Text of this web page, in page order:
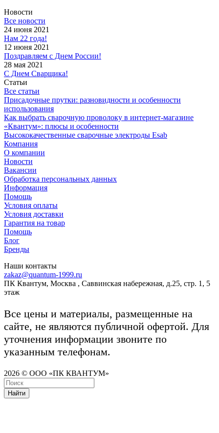
Новости
Все новости
24 июня 2021
Нам 22 года!
12 июня 2021
Поздравляем с Днем России!
28 мая 2021
С Днем Сварщика!
Статьи
Все статьи
Присадочные прутки: разновидности и особенности
использования
Как выбрать сварочную проволоку в интернет-магазине
«Квантум»: плюсы и особенности
Высококачественные сварочные электроды Esab
Компания
О компании
Новости
Вакансии
Обработка персональных данных
Информация
Помощь
Условия оплаты
Условия доставки
Гарантия на товар
Помощь
Блог
Бренды
Наши контакты
zakaz@quantum-1999.ru
ПК Квантум, Москва , Саввинская набережная, д.25, стр. 1, 5
этаж
Все цены и материалы, размещенные на
сайте, не являются публичной офертой. Для
уточнения информации звоните по
указанным телефонам.
2026 © ООО «ПК КВАНТУМ»
Найти